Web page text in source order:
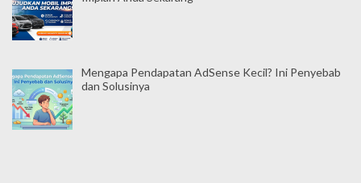
Mengapa Pendapatan AdSense Kecil? Ini Penyebab
dan Solusinya